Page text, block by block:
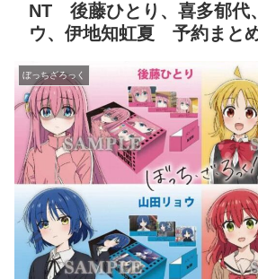
NT 後藤ひとり、喜多郁代
ウ、伊地知虹夏 予約まと
ぼっちざろっく